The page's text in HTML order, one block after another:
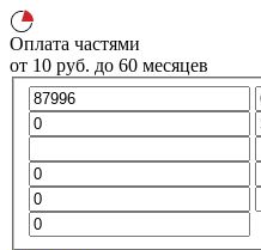
Оплата частями
от 10 руб. до 60 месяцев